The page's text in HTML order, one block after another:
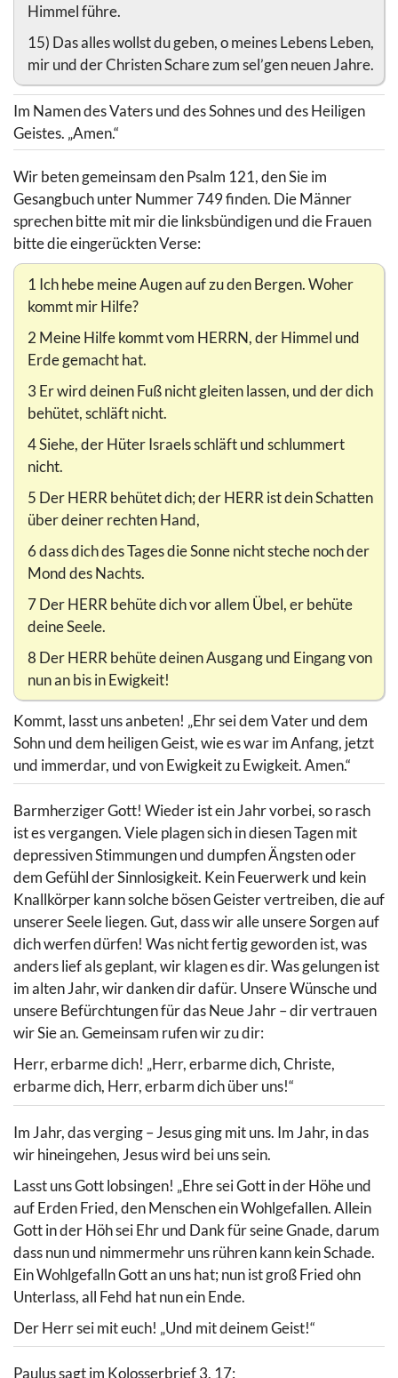
Himmel führe.
15) Das alles wollst du geben, o meines Lebens Leben,
mir und der Christen Schare zum sel’gen neuen Jahre.
Im Namen des Vaters und des Sohnes und des Heiligen
Geistes. „Amen.“
Wir beten gemeinsam den Psalm 121, den Sie im
Gesangbuch unter Nummer 749 finden. Die Männer
sprechen bitte mit mir die linksbündigen und die Frauen
bitte die eingerückten Verse:
1 Ich hebe meine Augen auf zu den Bergen. Woher
kommt mir Hilfe?
2 Meine Hilfe kommt vom HERRN, der Himmel und
Erde gemacht hat.
3 Er wird deinen Fuß nicht gleiten lassen, und der dich
behütet, schläft nicht.
4 Siehe, der Hüter Israels schläft und schlummert
nicht.
5 Der HERR behütet dich; der HERR ist dein Schatten
über deiner rechten Hand,
6 dass dich des Tages die Sonne nicht steche noch der
Mond des Nachts.
7 Der HERR behüte dich vor allem Übel, er behüte
deine Seele.
8 Der HERR behüte deinen Ausgang und Eingang von
nun an bis in Ewigkeit!
Kommt, lasst uns anbeten! „Ehr sei dem Vater und dem
Sohn und dem heiligen Geist, wie es war im Anfang, jetzt
und immerdar, und von Ewigkeit zu Ewigkeit. Amen.“
Barmherziger Gott! Wieder ist ein Jahr vorbei, so rasch
ist es vergangen. Viele plagen sich in diesen Tagen mit
depressiven Stimmungen und dumpfen Ängsten oder
dem Gefühl der Sinnlosigkeit. Kein Feuerwerk und kein
Knallkörper kann solche bösen Geister vertreiben, die auf
unserer Seele liegen. Gut, dass wir alle unsere Sorgen auf
dich werfen dürfen! Was nicht fertig geworden ist, was
anders lief als geplant, wir klagen es dir. Was gelungen ist
im alten Jahr, wir danken dir dafür. Unsere Wünsche und
unsere Befürchtungen für das Neue Jahr – dir vertrauen
wir Sie an. Gemeinsam rufen wir zu dir:
Herr, erbarme dich! „Herr, erbarme dich, Christe,
erbarme dich, Herr, erbarm dich über uns!“
Im Jahr, das verging – Jesus ging mit uns. Im Jahr, in das
wir hineingehen, Jesus wird bei uns sein.
Lasst uns Gott lobsingen! „Ehre sei Gott in der Höhe und
auf Erden Fried, den Menschen ein Wohlgefallen. Allein
Gott in der Höh sei Ehr und Dank für seine Gnade, darum
dass nun und nimmermehr uns rühren kann kein Schade.
Ein Wohlgefalln Gott an uns hat; nun ist groß Fried ohn
Unterlass, all Fehd hat nun ein Ende.
Der Herr sei mit euch! „Und mit deinem Geist!“
Paulus sagt im Kolosserbrief 3, 17: